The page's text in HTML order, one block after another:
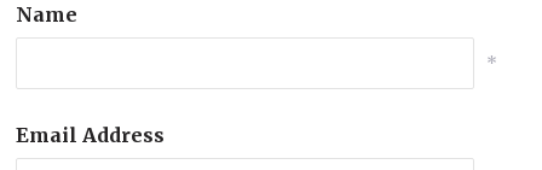
Name
*
Email Address